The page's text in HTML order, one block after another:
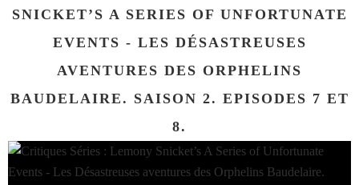
SNICKET’S A SERIES OF UNFORTUNATE
EVENTS - LES DÉSASTREUSES
AVENTURES DES ORPHELINS
BAUDELAIRE. SAISON 2. EPISODES 7 ET
8.